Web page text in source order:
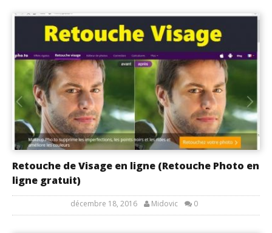
Retouche de Visage en ligne (Retouche Photo en
ligne gratuit)
décembre 18, 2016 Midovic 0